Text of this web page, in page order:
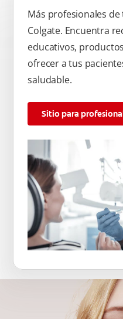
Más profesionales
Colgate. Encuentra
educativos,
ofrecer a tus
saludable.
Sitio para